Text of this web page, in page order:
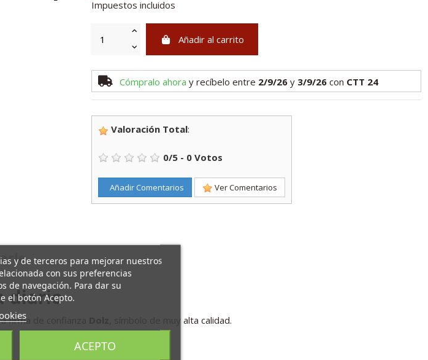
Impuestos incluidos
Añadir al carrito
Cómpralo ahoray recíbeloentre 2/9/26 y 3/9/26 con CTT 24
Valoración Total:
0/5 - 0 Votos
Añadir Comentarios Ver Comentarios
diario
firma de confianza
, símbolo de muy alta calidad.
y de terceros para mejorar nuestros
con sus preferencias
de navegación. Para dar su
el botón Acepto.
ACEPTO